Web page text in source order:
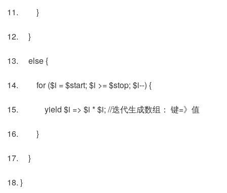
}
}
else {
for ($i = $start; $i >= $stop; $i--) {
yield $i => $i * $i; //迭代生成数组： 键=》值
}
}
}